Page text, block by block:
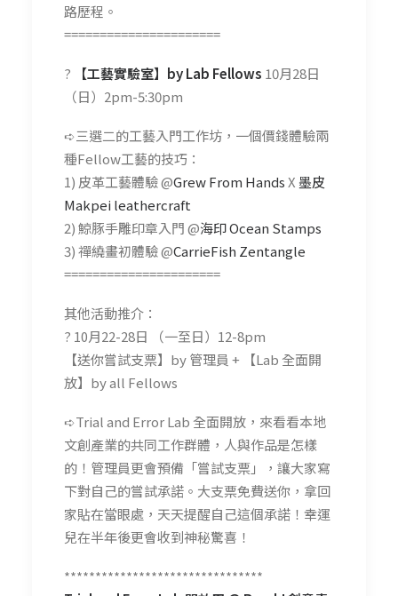
路歷程。
======================
? 【工藝實驗室】by Lab Fellows 10月28日
（日）2pm-5:30pm
➪三選二的工藝入門工作坊，一個價錢體驗兩
種Fellow工藝的技巧：
1) 皮革工藝體驗 @Grew From HandsX 墨皮
Makpei leathercraft
2) 鯨豚手雕印章入門 @海印 Ocean Stamps
3) 禪繞畫初體驗 @CarrieFish Zentangle
======================
其他活動推介：
? 10月22-28日 （一至日）12-8pm
【送你嘗試支票】by 管理員 + 【Lab 全面開
放】by all Fellows
➪Trial and Error Lab 全面開放，來看看本地
文創產業的共同工作群體，人與作品是怎樣
的！管理員更會預備「嘗試支票」，讓大家寫
下對自己的嘗試承諾。大支票免費送你，拿回
家貼在當眼處，天天提醒自己這個承諾！幸運
兒在半年後更會收到神秘驚喜！
********************************